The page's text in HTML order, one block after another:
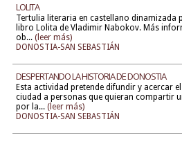
LOLITA
Tertulia literaria en castellano dinamizada
libro Lolita de Vladimir Nabokov. Más
ob... (leer más)
DONOSTIA-SAN SEBASTIÁN
DESPERTANDO LA HISTORIA DE DONOSTIA
Esta actividad pretende difundir y acercar
ciudad a personas que quieran compartir
por la... (leer más)
DONOSTIA-SAN SEBASTIÁN